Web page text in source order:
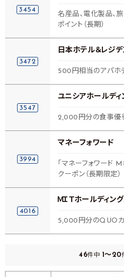
3454
名産品、電化製品、
ポイント（長期）
3472
日本ホテル＆レジ
500円相当のアパホ
3547
ユニシアホールディ
2,000円分の食事優待
3994
マネーフォワード
「マネーフォワード
クーポン（長期限定）
4016
ＭＩＴホールディン
5,000円分のQUOカ
46件中 1～20